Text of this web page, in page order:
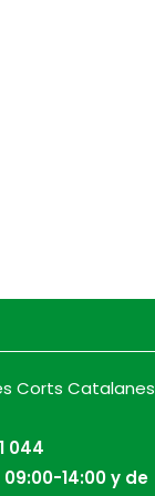
Corts Catalanes
044
09:00-14:00 y de